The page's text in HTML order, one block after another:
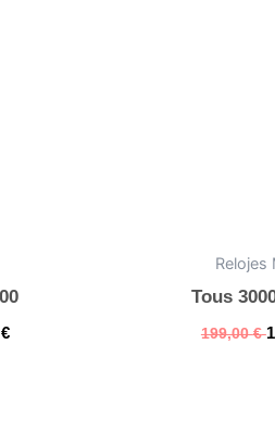
€
Relojes
Tous
199,00€